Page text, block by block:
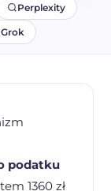
Perplexity
Grok
podatku
1360 zł